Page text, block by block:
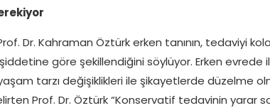
Dr. Kahraman Öztürk erken tanının, tedaviyi
göre şekillendiğini söylüyor. Erken
tarzı değişiklikleri ile şikayetlerde düzelme
Prof. Dr. Öztürk “Konservatif tedavinin yarar